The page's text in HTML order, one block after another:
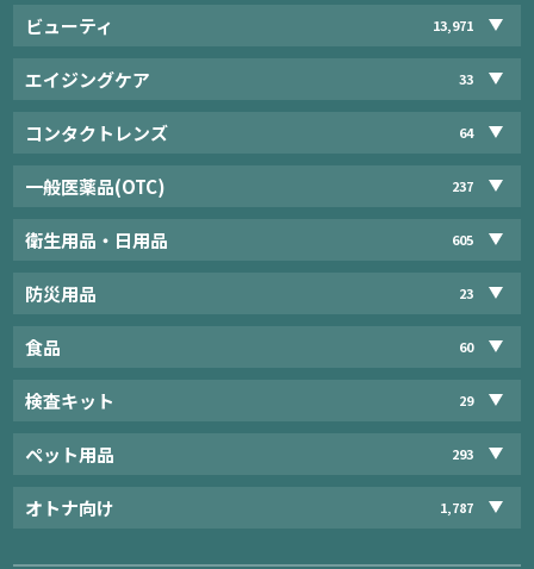
ビューティ 13,971
エイジングケア 33
コンタクトレンズ 64
一般医薬品(OTC) 237
衛生用品・日用品 605
防災用品 23
食品 60
検査キット 29
ペット用品 293
オトナ向け 1,787